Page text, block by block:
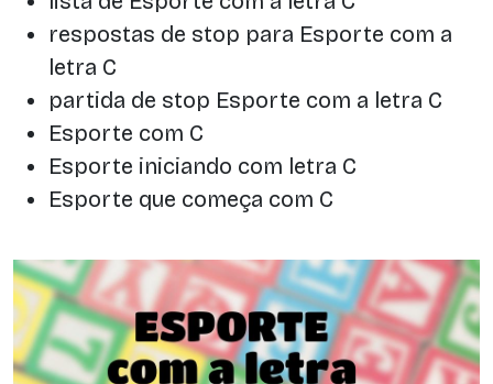
respostas de stop para Esporte com a
letra C
partida de stop Esporte com a letra C
Esporte com C
Esporte iniciando com letra C
Esporte que começa com C